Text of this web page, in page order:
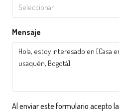
Seleccionar
Mensaje
Al enviar este formulario acepto la